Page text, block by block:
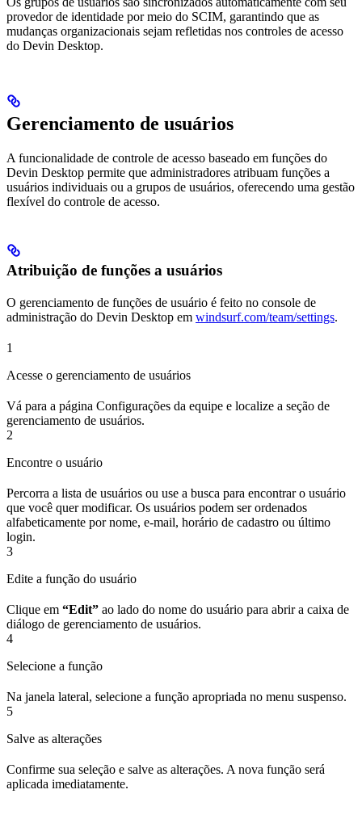
provedor de identidade por meio do SCIM, garantindo que as
mudanças organizacionais sejam refletidas nos controles de acesso
do Devin Desktop.
Gerenciamento de usuários
A funcionalidade de controle de acesso baseado em funções do
Devin Desktop permite que administradores atribuam funções a
usuários individuais ou a grupos de usuários, oferecendo uma gestão
flexível do controle de acesso.
Atribuição de funções a usuários
O gerenciamento de funções de usuário é feito no console de
administração do Devin Desktop em windsurf.com/team/settings.
1
Acesse o gerenciamento de usuários
Vá para a página Configurações da equipe e localize a seção de
gerenciamento de usuários.
2
Encontre o usuário
Percorra a lista de usuários ou use a busca para encontrar o usuário
que você quer modificar. Os usuários podem ser ordenados
alfabeticamente por nome, e-mail, horário de cadastro ou último
login.
3
Edite a função do usuário
Clique em “Edit” ao lado do nome do usuário para abrir a caixa de
diálogo de gerenciamento de usuários.
4
Selecione a função
Na janela lateral, selecione a função apropriada no menu suspenso.
5
Salve as alterações
Confirme sua seleção e salve as alterações. A nova função será
aplicada imediatamente.